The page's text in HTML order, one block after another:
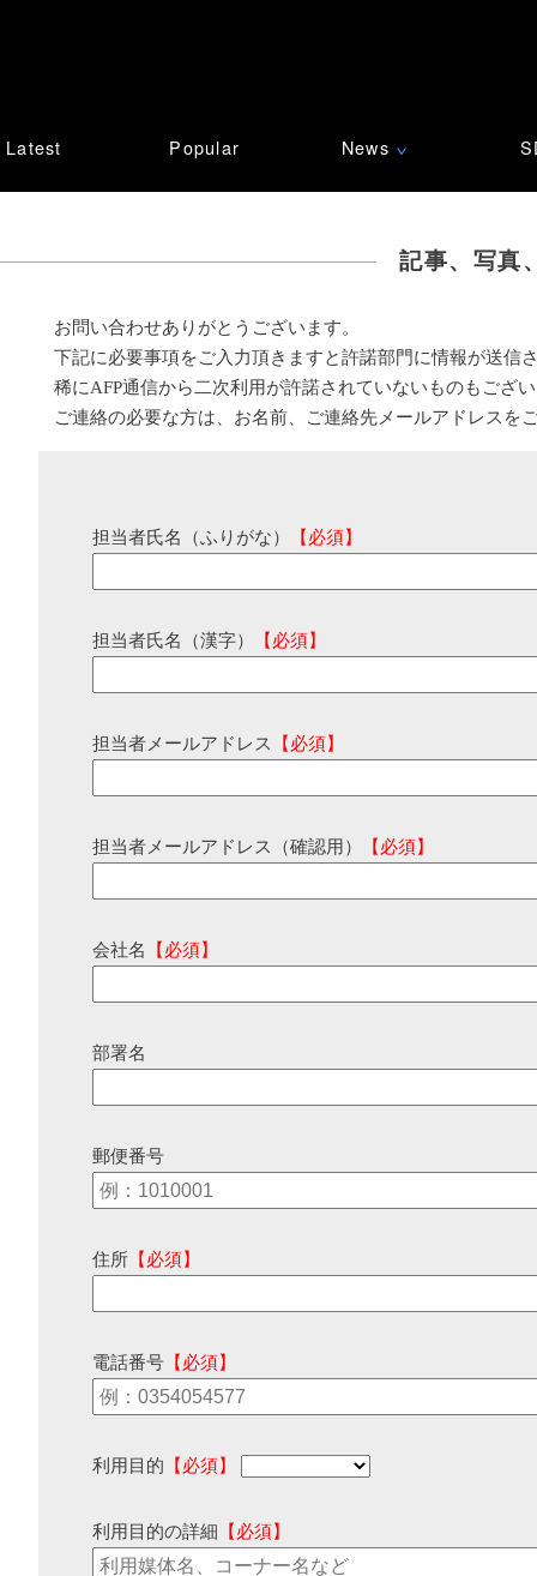
Latest Popular News ∨
記事、写真
お問い合わせありがとうございます。
下記に必要事項をご入力頂きますと許諾部門に情報が送信
稀にAFP通信から二次利用が許諾されていないものもござ
ご連絡の必要な方は、お名前、ご連絡先メールアドレスを
担当者氏名（ふりがな） 【必須】
担当者氏名（漢字） 【必須】
担当者メールアドレス 【必須】
担当者メールアドレス（確認用） 【必須】
会社名 【必須】
部署名
郵便番号
住所 【必須】
電話番号 【必須】
利用目的 【必須】
利用目的の詳細 【必須】